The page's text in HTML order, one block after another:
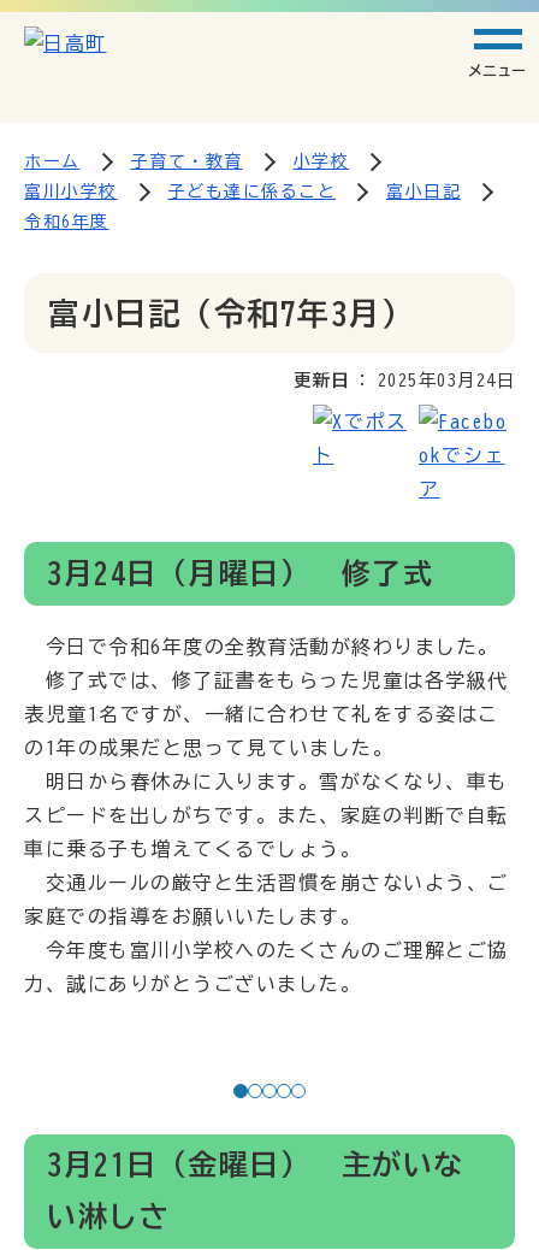
メニュー
ホーム 子育て・教育
小学校
富川小学校
子ども達に係ること
富小日記
令和6年度
富小日記（令和7年3月）
更新日 2025年03月24日
3月24日（月曜日） 修了式
今日で令和6年度の全教育活動が終わりました。
修了式では、修了証書をもらった児童は各学級代
表児童1名ですが、一緒に合わせて礼をする姿はこ
の1年の成果だと思って見ていました。
明日から春休みに入ります。雪がなくなり、車も
スピードを出しがちです。また、家庭の判断で自転
車に乗る子も増えてくるでしょう。
交通ルールの厳守と生活習慣を崩さないよう、ご
家庭での指導をお願いいたします。
今年度も富川小学校へのたくさんのご理解とご協
力、誠にありがとうございました。
1 2 3 4 5
3月21日（金曜日） 主がいな
い淋しさ